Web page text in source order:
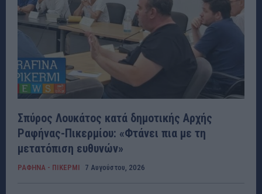
Σπύρος Λουκάτος κατά δημοτικής Αρχής
Ραφήνας-Πικερμίου: «Φτάνει πια με τη
μετατόπιση ευθυνών»
ΡΑΦΗΝΑ - ΠΙΚΕΡΜΙ 7 Αυγούστου, 2026